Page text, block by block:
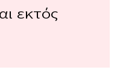
εκτός